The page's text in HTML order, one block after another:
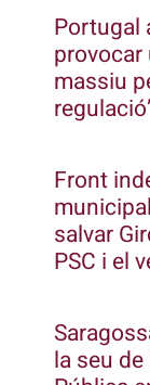
Portugal
provocar
massiu
Front
salvar
PSC i el
la seu de